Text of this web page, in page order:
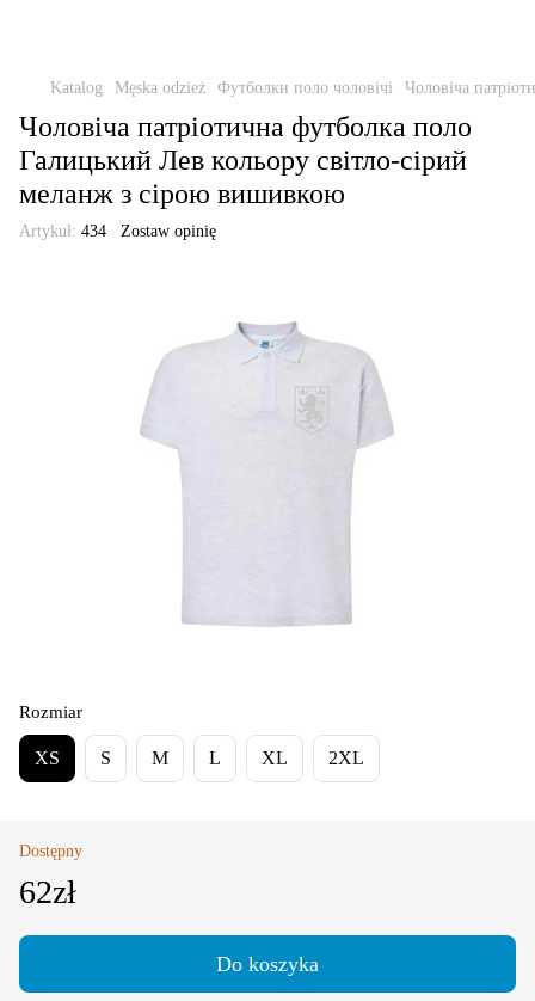
Katalog Męska odzież Футболки поло чоловічі Чоловіча
Чоловіча патріотична футболка поло
Галицький Лев кольору світло-сірий
меланж з сірою вишивкою
Artykuł: 434 Zostaw opinię
Rozmiar
XS S M L XL 2XL
Dostępny
62zł
Do koszyka